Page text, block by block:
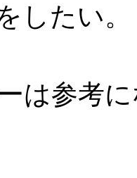
したい。
は参考